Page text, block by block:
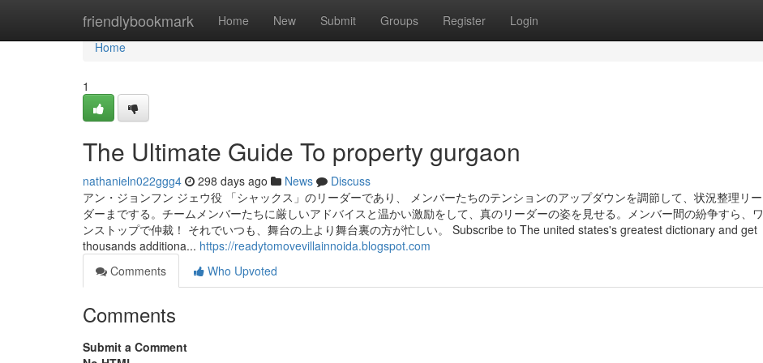
friendlybookmark Home New Submit Groups Register Login
Home
Home
1
The Ultimate Guide To property gurgaon
nathanieln022ggg4 298 days ago News
Discuss
アン・ジョンフン ジェウ役 「シャックス」のリーダーであり、 メンバーたちのテンションのアップダウンを調節して、状況整理リー
ダーまでする。チームメンバーたちに厳しいアドバイスと温かい激励をして、真のリーダーの姿を見せる。メンバー間の紛争すら、ワ
ンストップで仲裁！ それでいつも、舞台の上より舞台裏の方が忙しい。 Subscribe to The united states's greatest dictionary and get
thousands additiona... https://readytomovevillainnoida.blogspot.com
Comments
Who Upvoted
Comments
Submit a Comment